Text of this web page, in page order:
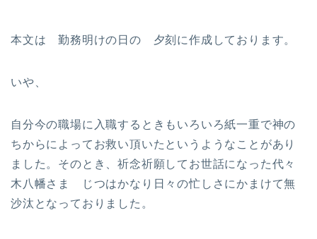
本文は 勤務明けの日の 夕刻に作成しております。
いや、
自分今の職場に入職するときもいろいろ紙一重で神の
ちからによってお救い頂いたというようなことがあり
ました。そのとき、祈念祈願してお世話になった代々
木八幡さま じつはかなり日々の忙しさにかまけて無
沙汰となっておりました。